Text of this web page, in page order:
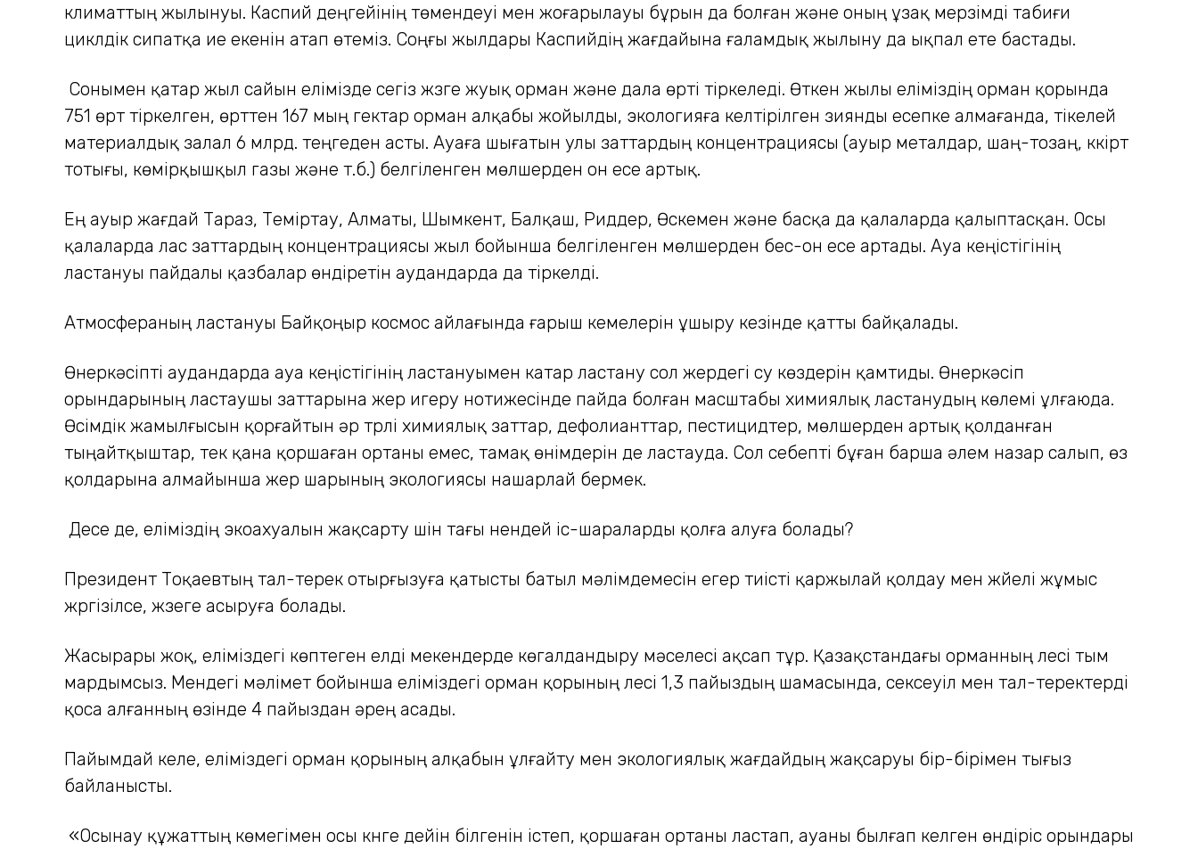
климаттың жылынуы. Каспий деңгейінің төмендеуі мен жоғарылауы бұрын да болған және оның ұзақ мерзімді табиғи
циклдік сипатқа ие екенін атап өтеміз. Соңғы жылдары Каспийдің жағдайына ғаламдық жылыну да ықпал ете бастады.
Сонымен қатар жыл сайын елімізде сегіз жүзге жуық орман және дала өрті тіркеледі. Өткен жылы еліміздің орман қорында
751 өрт тіркелген, өрттен 167 мың гектар орман алқабы жойылды, экологияға келтірілген зиянды есепке алмағанда, тікелей
материалдық залал 6 млрд. теңгеден асты. Ауаға шығатын улы заттардың концентрациясы (ауыр металдар, шаң-тозаң, күкірт
тотығы, көмірқышқыл газы және т.б.) белгіленген мөлшерден он есе артық.
Ең ауыр жағдай Тараз, Теміртау, Алматы, Шымкент, Балқаш, Риддер, Өскемен және басқа да қалаларда қалыптасқан. Осы
қалаларда лас заттардың концентрациясы жыл бойынша белгіленген мөлшерден бес-он есе артады. Ауа кеңістігінің
ластануы пайдалы қазбалар өндіретін аудандарда да тіркелді.
Атмосфераның ластануы Байқоңыр космос айлағында ғарыш кемелерін ұшыру кезінде қатты байқалады.
Өнеркәсіпті аудандарда ауа кеңістігінің ластануымен катар ластану сол жердегі су көздерін қамтиды. Өнеркәсіп
орындарының ластаушы заттарына жер игеру нотижесінде пайда болған масштабы химиялық ластанудың көлемі ұлғаюда.
Өсімдік жамылғысын қорғайтын әр түрлі химиялық заттар, дефолианттар, пестицидтер, мөлшерден артық қолданған
тыңайтқыштар, тек қана қоршаған ортаны емес, тамақ өнімдерін де ластауда. Сол себепті бұған барша әлем назар салып, өз
қолдарына алмайынша жер шарының экологиясы нашарлай бермек.
Десе де, еліміздің экоахуалын жақсарту үшін тағы нендей іс-шараларды қолға алуға болады?
Президент Тоқаевтың тал-терек отырғызуға қатысты батыл мәлімдемесін егер тиісті қаржылай қолдау мен жүйелі жұмыс
жүргізілсе, жүзеге асыруға болады.
Жасырары жоқ, еліміздегі көптеген елді мекендерде көгалдандыру мәселесі ақсап тұр. Қазақстандағы орманның үлесі тым
мардымсыз. Мендегі мәлімет бойынша еліміздегі орман қорының үлесі 1,3 пайыздың шамасында, сексеуіл мен тал-теректерді
қоса алғанның өзінде 4 пайыздан әрең асады.
Пайымдай келе, еліміздегі орман қорының алқабын ұлғайту мен экологиялық жағдайдың жақсаруы бір-бірімен тығыз
байланысты.
«Осынау құжаттың көмегімен осы күнге дейін білгенін істеп, қоршаған ортаны ластап, ауаны былғап келген өндіріс орындары